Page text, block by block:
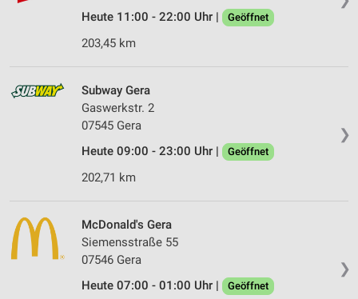
Heute 11:00 - 22:00 Uhr | Geöffnet
203,45 km
❯
Subway Gera
Gaswerkstr. 2
07545 Gera
Heute 09:00 - 23:00 Uhr |
Geöffnet
202,71 km
❯
McDonald's Gera
Siemensstraße 55
07546 Gera
Heute 07:00 - 01:00 Uhr |
Geöffnet